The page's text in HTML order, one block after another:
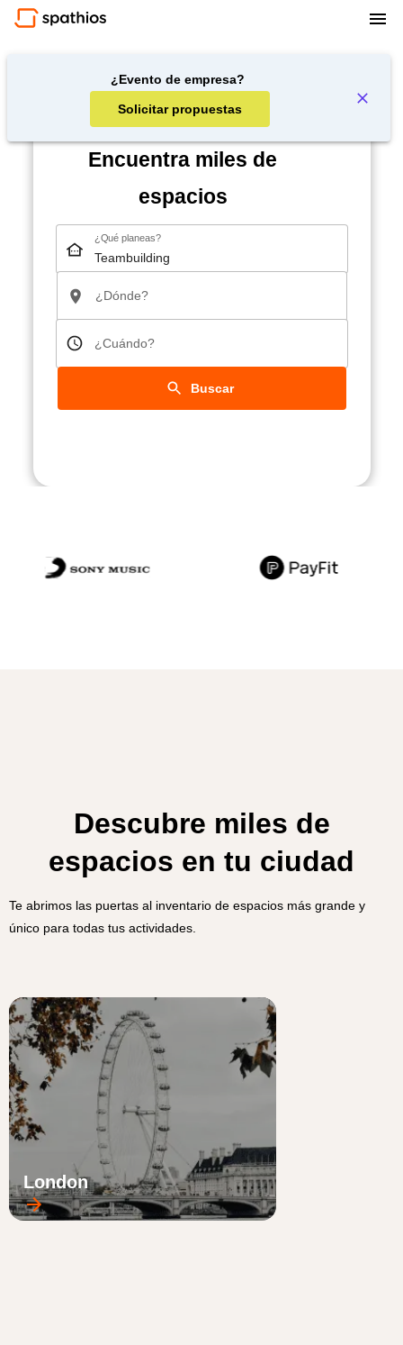
¿Evento de empresa?
Solicitar propuestas
Encuentra miles de
espacios
¿Qué planeas?
¿Dónde?
¿Cuándo?
Buscar
Descubre miles de
espacios en tu ciudad
Te abrimos las puertas al inventario de espacios más grande y
único para todas tus actividades.
London